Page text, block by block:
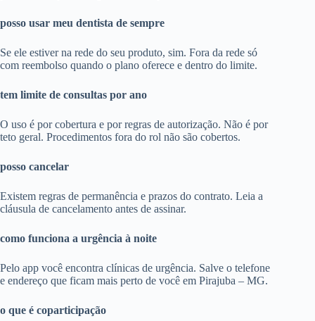
posso usar meu dentista de sempre
Se ele estiver na rede do seu produto, sim. Fora da rede só
com reembolso quando o plano oferece e dentro do limite.
tem limite de consultas por ano
O uso é por cobertura e por regras de autorização. Não é por
teto geral. Procedimentos fora do rol não são cobertos.
posso cancelar
Existem regras de permanência e prazos do contrato. Leia a
cláusula de cancelamento antes de assinar.
como funciona a urgência à noite
Pelo app você encontra clínicas de urgência. Salve o telefone
e endereço que ficam mais perto de você em Pirajuba – MG.
o que é coparticipação